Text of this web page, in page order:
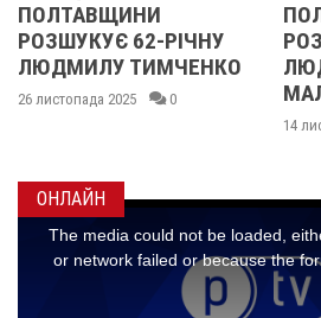
ПОЛТАВЩИНИ
РОЗШУКУЄ 67-РІЧНУ
ЛЮДМИЛУ
МАЛИНЕНКО
ОНЛАЙН